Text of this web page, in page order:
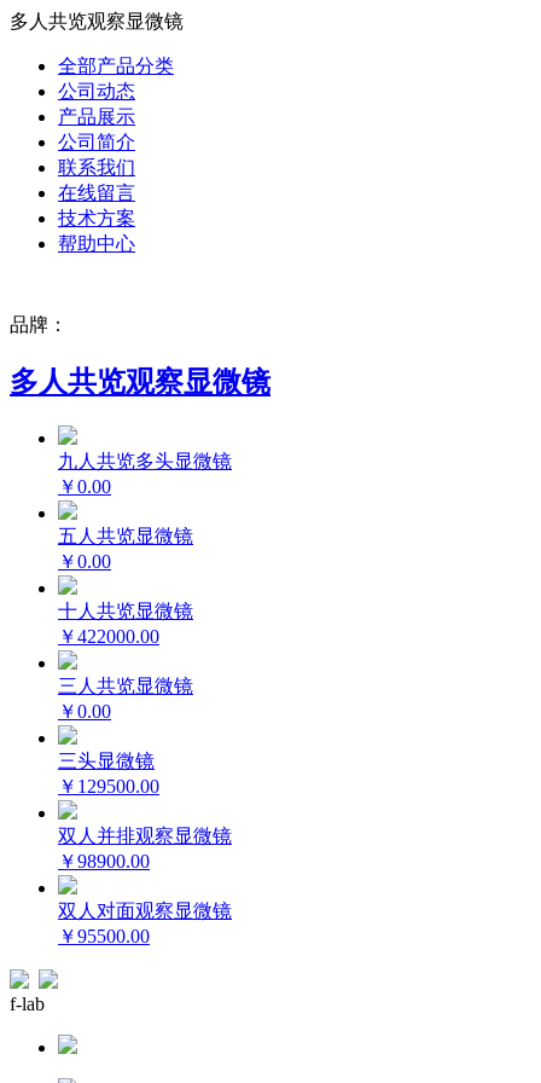
多人共览观察显微镜
全部产品分类
公司动态
产品展示
公司简介
联系我们
在线留言
技术方案
帮助中心
品牌：
多人共览观察显微镜
九人共览多头显微镜
￥0.00
五人共览显微镜
￥0.00
十人共览显微镜
￥422000.00
三人共览显微镜
￥0.00
三头显微镜
￥129500.00
双人并排观察显微镜
￥98900.00
双人对面观察显微镜
￥95500.00
f-lab